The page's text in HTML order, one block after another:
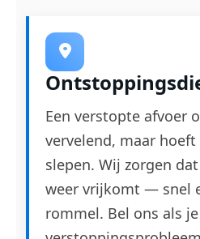
Een verstopte afvoer
vervelend, maar
slepen. Wij zorgen
weer vrijkomt — snel
rommel. Bel ons als